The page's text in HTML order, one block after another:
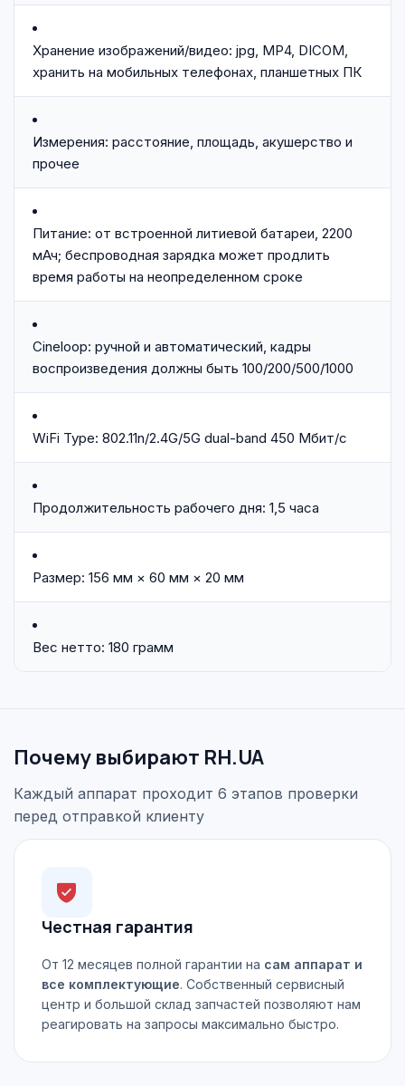
Хранение изображений/видео: jpg, MP4, DICOM,
хранить на мобильных телефонах, планшетных ПК
Измерения: расстояние, площадь, акушерство и
прочее
Питание: от встроенной литиевой батареи, 2200
мАч; беспроводная зарядка может продлить
время работы на неопределенном сроке
Cineloop: ручной и автоматический, кадры
воспроизведения должны быть 100/200/500/1000
WiFi Type: 802.11n/2.4G/5G dual-band 450 Мбит/с
Продолжительность рабочего дня: 1,5 часа
Размер: 156 мм × 60 мм × 20 мм
Вес нетто: 180 грамм
Почему выбирают RH.UA
Каждый аппарат проходит 6 этапов проверки
перед отправкой клиенту
Честная гарантия
От 12 месяцев полной гарантии на сам аппарат и
все комплектующие. Собственный сервисный
центр и большой склад запчастей позволяют нам
реагировать на запросы максимально быстро.